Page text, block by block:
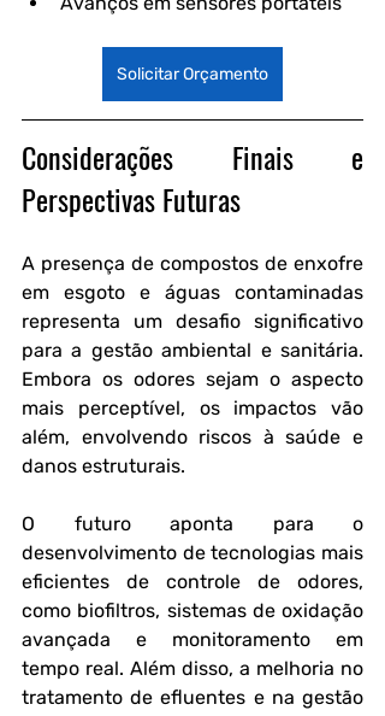
Solicitar Orçamento
Considerações Finais e
Perspectivas Futuras
A presença de compostos de enxofre
em esgoto e águas contaminadas
representa um desafio significativo
para a gestão ambiental e sanitária.
Embora os odores sejam o aspecto
mais perceptível, os impactos vão
além, envolvendo riscos à saúde e
danos estruturais.
O futuro aponta para o
desenvolvimento de tecnologias mais
eficientes de controle de odores,
como biofiltros, sistemas de oxidação
avançada e monitoramento em
tempo real. Além disso, a melhoria no
tratamento de efluentes e na gestão